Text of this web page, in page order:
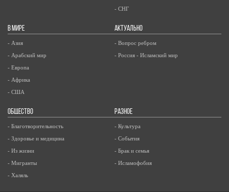
- СНГ
В МИРЕ
- Азия
- Арабский мир
- Европа
- Африка
- США
АКТУАЛЬНО
- Вопрос ребром
- Россия - Исламский мир
ОБЩЕСТВО
- Благотворительность
- Здоровье и медицина
- Из жизни
- Мигранты
- Халяль
РАЗНОЕ
- Культура
- События
- Брак и семья
- Исламофобия